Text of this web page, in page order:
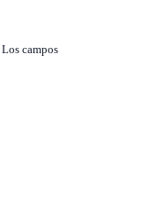
Los campos